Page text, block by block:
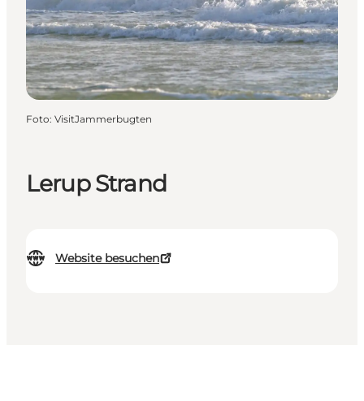
Reiseplanung
Lerup Strand
Website besuchen
Foto: VisitJammerbugten